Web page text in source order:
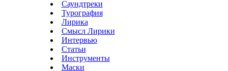
Саундтреки
Турография
Лирика
Смысл Лирики
Интервью
Статьи
Инструменты
Маски